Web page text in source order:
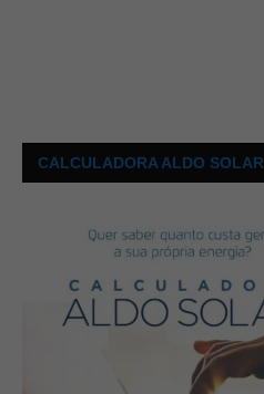
CALCULADORA ALDO SOLAR